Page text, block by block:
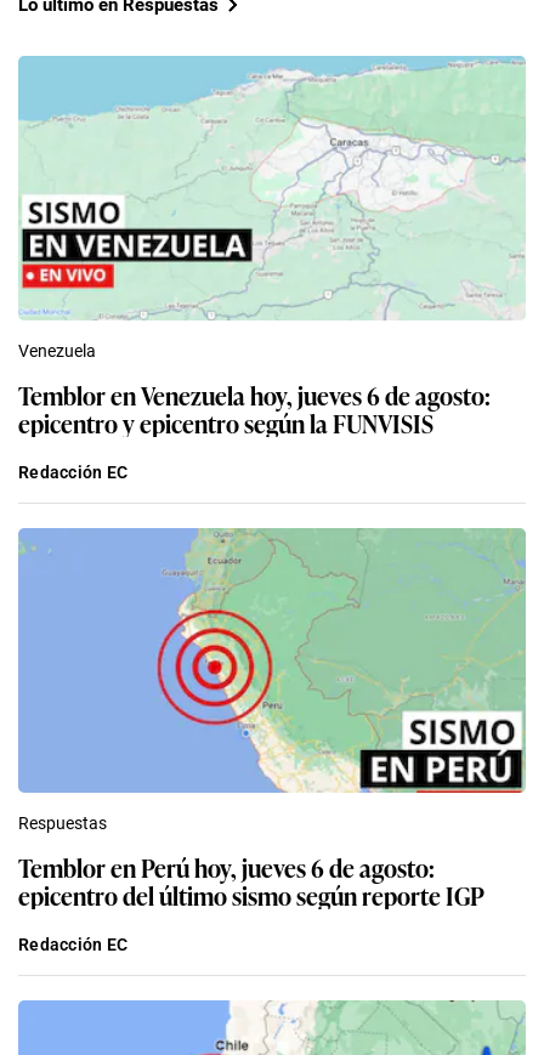
Lo último en Respuestas
Venezuela
Temblor en Venezuela hoy, jueves 6 de agosto:
epicentro y epicentro según la FUNVISIS
Redacción EC
Respuestas
Temblor en Perú hoy, jueves 6 de agosto:
epicentro del último sismo según reporte IGP
Redacción EC